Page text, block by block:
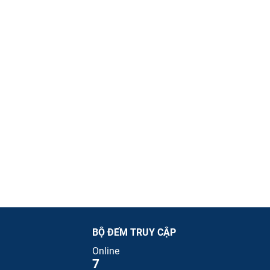
BỘ ĐẾM TRUY CẬP
Online
7